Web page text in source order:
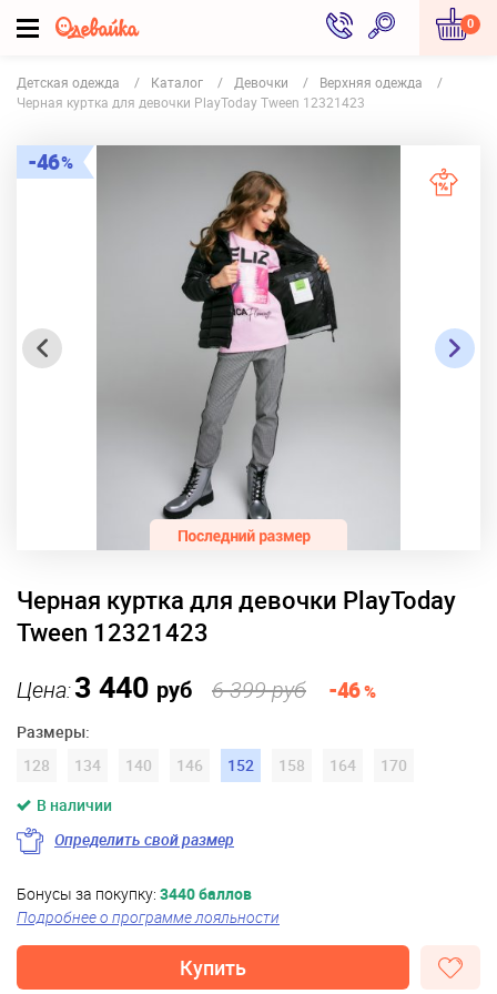
0
Детская одежда Каталог Девочки
Верхняя одежда
Черная куртка для девочки PlayToday Tween 12321423
46
Черная куртка для девочки PlayToday
Tween 12321423
Цена:3 440 руб 6 399 руб -46%
Размеры:
128
134 140 146 152 158 164
170
В наличии
Определить свой размер
Бонусы за покупку: 3440 баллов
Подробнее о программе лояльности
Купить